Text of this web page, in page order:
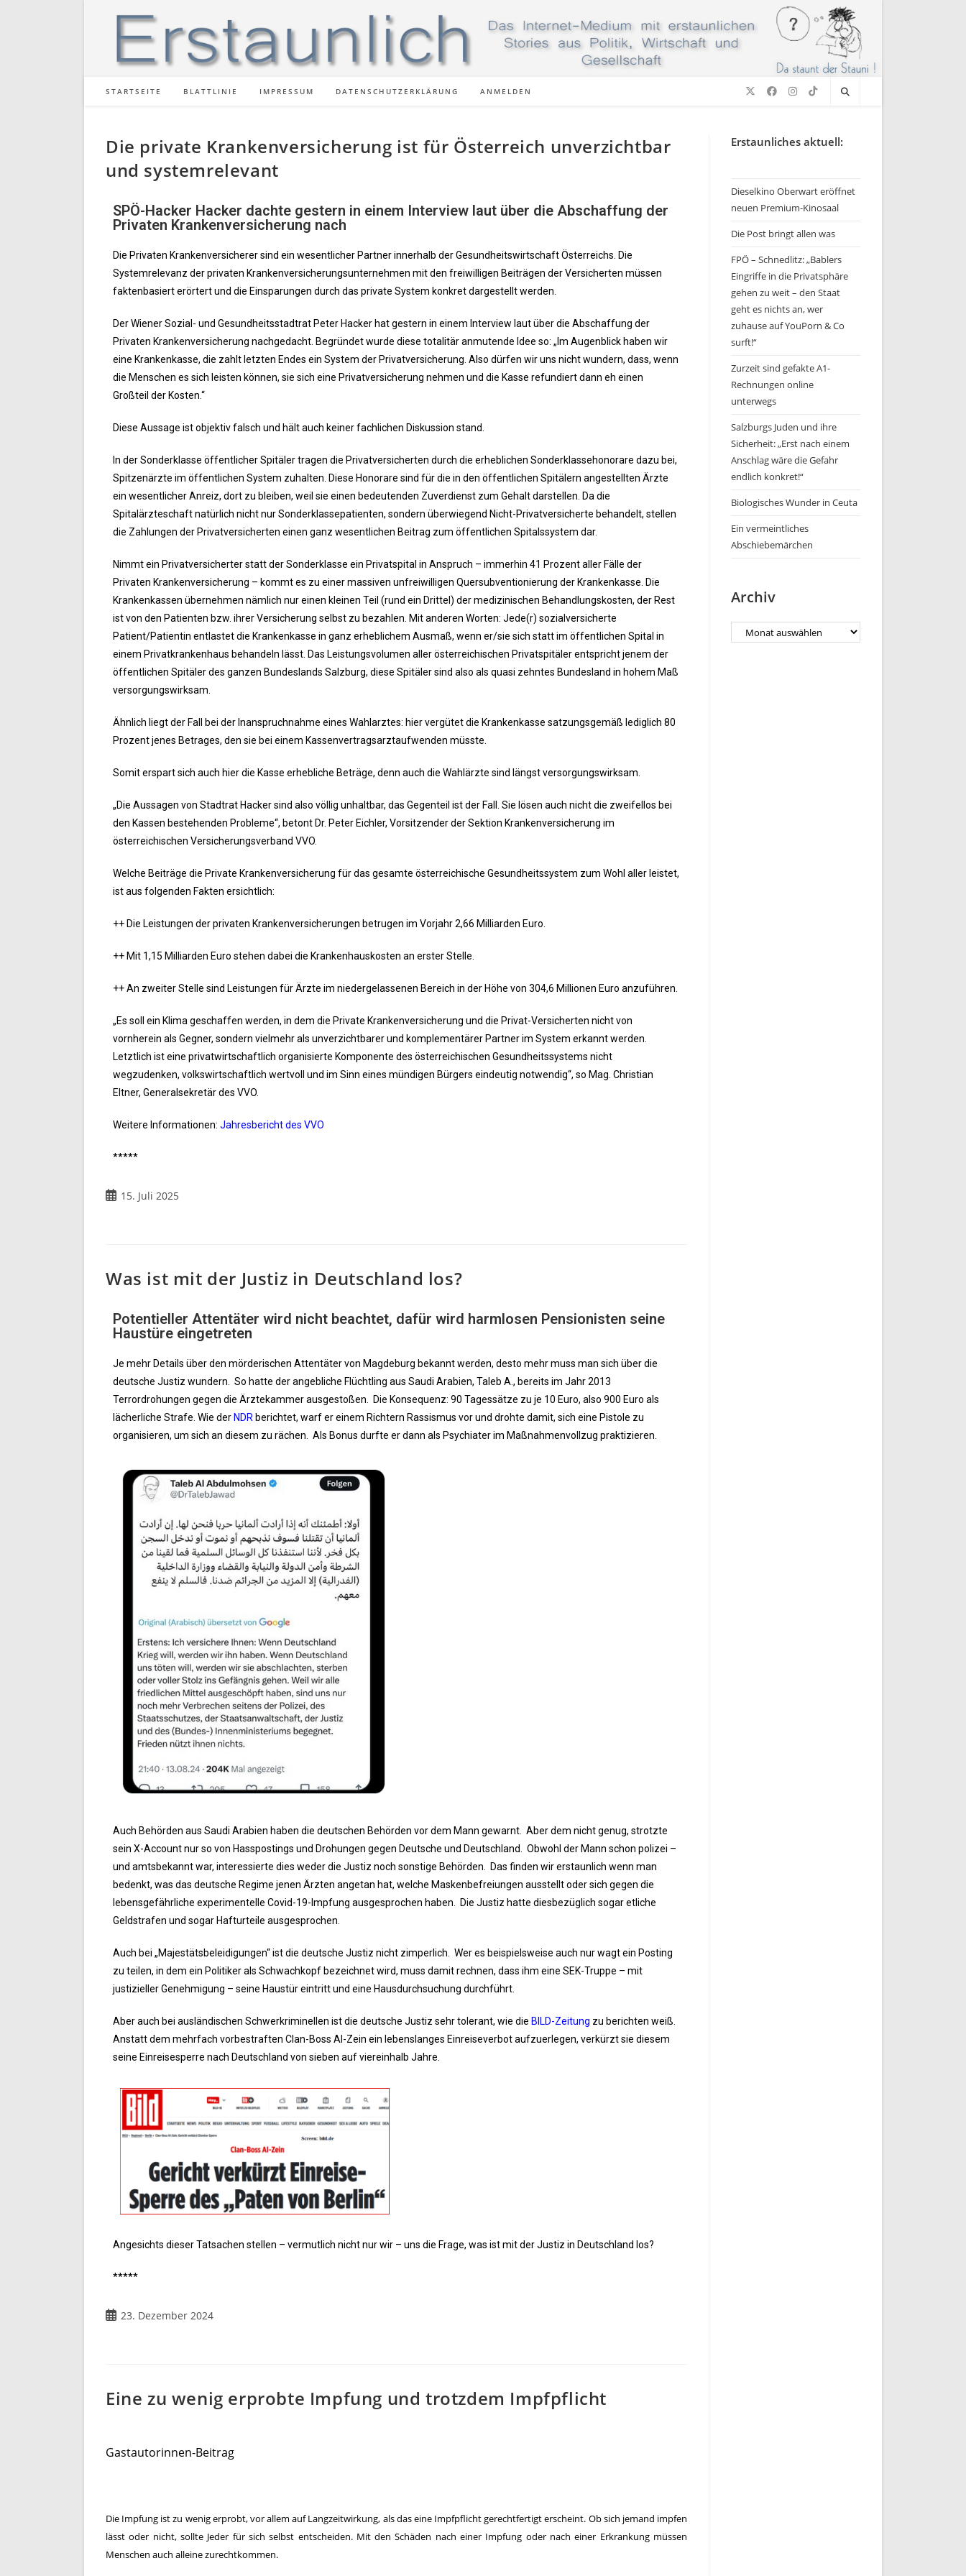
STARTSEITE BLATTLINIE IMPRESSUM DATENSCHUTZERKLÄRUNG ANMELDEN
Die private Krankenversicherung ist für Österreich unverzichtbar
und systemrelevant
SPÖ-Hacker Hacker dachte gestern in einem Interview laut über die Abschaffung der
Privaten Krankenversicherung nach
Die Privaten Krankenversicherer sind ein wesentlicher Partner innerhalb der Gesundheitswirtschaft Österreichs. Die
Systemrelevanz der privaten Krankenversicherungsunternehmen mit den freiwilligen Beiträgen der Versicherten müssen
faktenbasiert erörtert und die Einsparungen durch das private System konkret dargestellt werden.
Der Wiener Sozial- und Gesundheitsstadtrat Peter Hacker hat gestern in einem Interview laut über die Abschaffung der
Privaten Krankenversicherung nachgedacht. Begründet wurde diese totalitär anmutende Idee so: „Im Augenblick haben wir
eine Krankenkasse, die zahlt letzten Endes ein System der Privatversicherung. Also dürfen wir uns nicht wundern, dass, wenn
die Menschen es sich leisten können, sie sich eine Privatversicherung nehmen und die Kasse refundiert dann eh einen
Großteil der Kosten.“
Diese Aussage ist objektiv falsch und hält auch keiner fachlichen Diskussion stand.
In der Sonderklasse öffentlicher Spitäler tragen die Privatversicherten durch die erheblichen Sonderklassehonorare dazu bei,
Spitzenärzte im öffentlichen System zuhalten. Diese Honorare sind für die in den öffentlichen Spitälern angestellten Ärzte
ein wesentlicher Anreiz, dort zu bleiben, weil sie einen bedeutenden Zuverdienst zum Gehalt darstellen. Da die
Spitalärzteschaft natürlich nicht nur Sonderklassepatienten, sondern überwiegend Nicht-Privatversicherte behandelt, stellen
die Zahlungen der Privatversicherten einen ganz wesentlichen Beitrag zum öffentlichen Spitalssystem dar.
Nimmt ein Privatversicherter statt der Sonderklasse ein Privatspital in Anspruch – immerhin 41 Prozent aller Fälle der
Privaten Krankenversicherung – kommt es zu einer massiven unfreiwilligen Quersubventionierung der Krankenkasse. Die
Krankenkassen übernehmen nämlich nur einen kleinen Teil (rund ein Drittel) der medizinischen Behandlungskosten, der Rest
ist von den Patienten bzw. ihrer Versicherung selbst zu bezahlen. Mit anderen Worten: Jede(r) sozialversicherte
Patient/Patientin entlastet die Krankenkasse in ganz erheblichem Ausmaß, wenn er/sie sich statt im öffentlichen Spital in
einem Privatkrankenhaus behandeln lässt. Das Leistungsvolumen aller österreichischen Privatspitäler entspricht jenem der
öffentlichen Spitäler des ganzen Bundeslands Salzburg, diese Spitäler sind also als quasi zehntes Bundesland in hohem Maß
versorgungswirksam.
Ähnlich liegt der Fall bei der Inanspruchnahme eines Wahlarztes: hier vergütet die Krankenkasse satzungsgemäß lediglich 80
Prozent jenes Betrages, den sie bei einem Kassenvertragsarztaufwenden müsste.
Somit erspart sich auch hier die Kasse erhebliche Beträge, denn auch die Wahlärzte sind längst versorgungswirksam.
„Die Aussagen von Stadtrat Hacker sind also völlig unhaltbar, das Gegenteil ist der Fall. Sie lösen auch nicht die zweifellos bei
den Kassen bestehenden Probleme“, betont Dr. Peter Eichler, Vorsitzender der Sektion Krankenversicherung im
österreichischen Versicherungsverband VVO.
Welche Beiträge die Private Krankenversicherung für das gesamte österreichische Gesundheitssystem zum Wohl aller leistet,
ist aus folgenden Fakten ersichtlich:
++ Die Leistungen der privaten Krankenversicherungen betrugen im Vorjahr 2,66 Milliarden Euro.
++ Mit 1,15 Milliarden Euro stehen dabei die Krankenhauskosten an erster Stelle.
++ An zweiter Stelle sind Leistungen für Ärzte im niedergelassenen Bereich in der Höhe von 304,6 Millionen Euro anzuführen.
„Es soll ein Klima geschaffen werden, in dem die Private Krankenversicherung und die Privat-Versicherten nicht von
vornherein als Gegner, sondern vielmehr als unverzichtbarer und komplementärer Partner im System erkannt werden.
Letztlich ist eine privatwirtschaftlich organisierte Komponente des österreichischen Gesundheitssystems nicht
wegzudenken, volkswirtschaftlich wertvoll und im Sinn eines mündigen Bürgers eindeutig notwendig“, so Mag. Christian
Eltner, Generalsekretär des VVO.
Weitere Informationen: Jahresbericht des VVO
*****
15. Juli 2025
Was ist mit der Justiz in Deutschland los?
Potentieller Attentäter wird nicht beachtet, dafür wird harmlosen Pensionisten seine
Haustüre eingetreten
Je mehr Details über den mörderischen Attentäter von Magdeburg bekannt werden, desto mehr muss man sich über die
deutsche Justiz wundern. So hatte der angebliche Flüchtling aus Saudi Arabien, Taleb A., bereits im Jahr 2013
Terrordrohungen gegen die Ärztekammer ausgestoßen. Die Konsequenz: 90 Tagessätze zu je 10 Euro, also 900 Euro als
lächerliche Strafe. Wie der NDR berichtet, warf er einem Richtern Rassismus vor und drohte damit, sich eine Pistole zu
organisieren, um sich an diesem zu rächen. Als Bonus durfte er dann als Psychiater im Maßnahmenvollzug praktizieren.
Auch Behörden aus Saudi Arabien haben die deutschen Behörden vor dem Mann gewarnt. Aber dem nicht genug, strotzte
sein X-Account nur so von Hasspostings und Drohungen gegen Deutsche und Deutschland. Obwohl der Mann schon polizei –
und amtsbekannt war, interessierte dies weder die Justiz noch sonstige Behörden. Das finden wir erstaunlich wenn man
bedenkt, was das deutsche Regime jenen Ärzten angetan hat, welche Maskenbefreiungen ausstellt oder sich gegen die
lebensgefährliche experimentelle Covid-19-Impfung ausgesprochen haben. Die Justiz hatte diesbezüglich sogar etliche
Geldstrafen und sogar Hafturteile ausgesprochen.
Auch bei „Majestätsbeleidigungen“ ist die deutsche Justiz nicht zimperlich. Wer es beispielsweise auch nur wagt ein Posting
zu teilen, in dem ein Politiker als Schwachkopf bezeichnet wird, muss damit rechnen, dass ihm eine SEK-Truppe – mit
justizieller Genehmigung – seine Haustür eintritt und eine Hausdurchsuchung durchführt.
Aber auch bei ausländischen Schwerkriminellen ist die deutsche Justiz sehr tolerant, wie die BILD-Zeitung zu berichten weiß.
Anstatt dem mehrfach vorbestraften Clan-Boss Al-Zein ein lebenslanges Einreiseverbot aufzuerlegen, verkürzt sie diesem
seine Einreisesperre nach Deutschland von sieben auf viereinhalb Jahre.
Angesichts dieser Tatsachen stellen – vermutlich nicht nur wir – uns die Frage, was ist mit der Justiz in Deutschland los?
*****
23. Dezember 2024
Eine zu wenig erprobte Impfung und trotzdem Impfpflicht
Gastautorinnen-Beitrag
Die Impfung ist zu wenig erprobt, vor allem auf Langzeitwirkung, als das eine Impfpflicht gerechtfertigt erscheint. Ob sich jemand impfen
lässt oder nicht, sollte Jeder für sich selbst entscheiden. Mit den Schäden nach einer Impfung oder nach einer Erkrankung müssen
Menschen auch alleine zurechtkommen.
Erstaunliches aktuell:
Dieselkino Oberwart eröffnet
neuen Premium-Kinosaal
Die Post bringt allen was
FPÖ – Schnedlitz: „Bablers
Eingriffe in die Privatsphäre
gehen zu weit – den Staat
geht es nichts an, wer
zuhause auf YouPorn & Co
surft!“
Zurzeit sind gefakte A1-
Rechnungen online
unterwegs
Salzburgs Juden und ihre
Sicherheit: „Erst nach einem
Anschlag wäre die Gefahr
endlich konkret!“
Biologisches Wunder in Ceuta
Ein vermeintliches
Abschiebemärchen
Archiv